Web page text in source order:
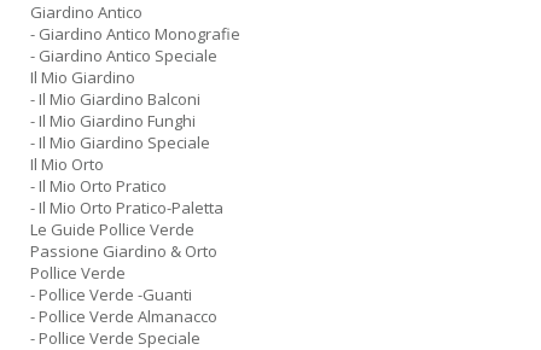
Giardino Antico
- Giardino Antico Monografie
- Giardino Antico Speciale
Il Mio Giardino
- Il Mio Giardino Balconi
- Il Mio Giardino Funghi
- Il Mio Giardino Speciale
Il Mio Orto
- Il Mio Orto Pratico
- Il Mio Orto Pratico-Paletta
Le Guide Pollice Verde
Passione Giardino & Orto
Pollice Verde
- Pollice Verde -Guanti
- Pollice Verde Almanacco
- Pollice Verde Speciale